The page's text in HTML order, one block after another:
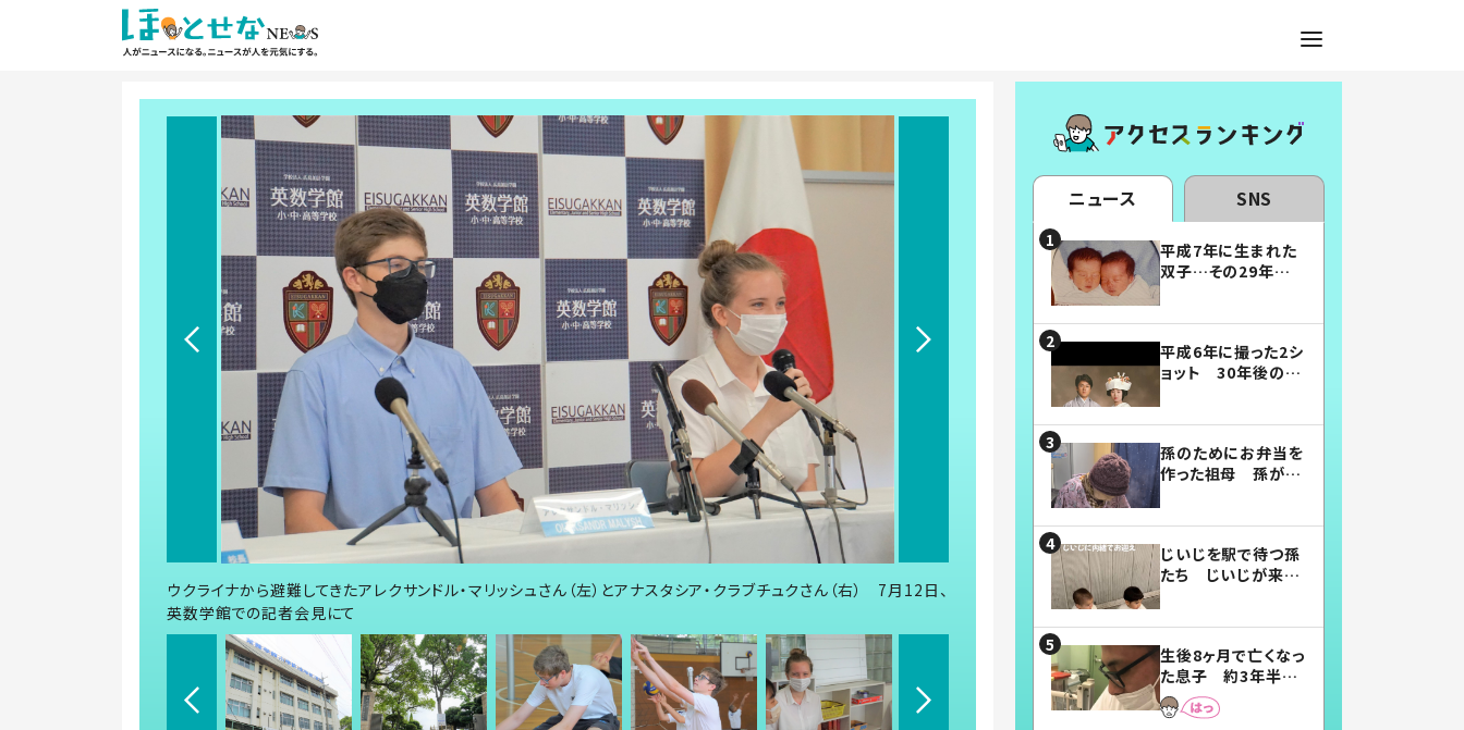
ウクライナから避難してきたアレクサンドル・マリッシュさん（左）とアナスタシア・クラブチュクさん（右） 7月12日、
英数学館での記者会見にて
ニュース SNS
平成7年に生まれた
双子…その29年後
平成6年に撮った2シ
ョット 30年後の姿
孫のためにお弁当を
作った祖母 孫が絶
じいじを駅で待つ孫
たち じいじが来た
まらない」「幸せにな
れる」
生後8ヶ月で亡くなっ
た息子 約3年半
後、当時の妻の日記
に書いてあった本音